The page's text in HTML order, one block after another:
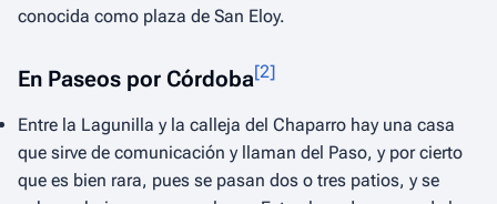
conocida como plaza de San Eloy.
En Paseos por Córdoba[2]
Entre la Lagunilla y la calleja del Chaparro hay una casa
que sirve de comunicación y llaman del Paso, y por cierto
que es bien rara, pues se pasan dos o tres patios, y se